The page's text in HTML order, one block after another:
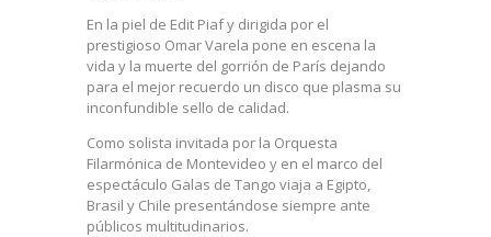
En la piel de Edit Piaf y dirigida por el
prestigioso Omar Varela pone en escena la
vida y la muerte del gorrión de París dejando
para el mejor recuerdo un disco que plasma su
inconfundible sello de calidad.
Como solista invitada por la Orquesta
Filarmónica de Montevideo y en el marco del
espectáculo Galas de Tango viaja a Egipto,
Brasil y Chile presentándose siempre ante
públicos multitudinarios.